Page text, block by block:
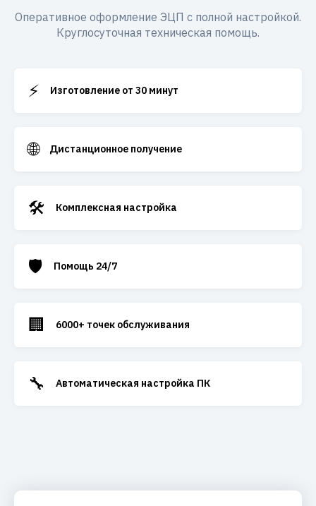
Оперативное оформление ЭЦП с полной настройкой.
Круглосуточная техническая помощь.
⚡ Изготовление от 30 минут
🌐 Дистанционное получение
🛠️ Комплексная настройка
🛡️ Помощь 24/7
🏢 6000+ точек обслуживания
🔧 Автоматическая настройка ПК